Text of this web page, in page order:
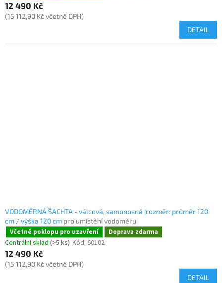
12 490 Kč
(15 112,90 Kč včetně DPH)
DETAIL
VODOMĚRNÁ ŠACHTA - válcová, samonosná |rozměr: průměr 120
cm / výška 120 cm pro umístění vodoměru
Včetně poklopu pro uzavření Doprava zdarma
Centrální sklad (>5 ks) Kód: 60102
12 490 Kč
(15 112,90 Kč včetně DPH)
DETAIL